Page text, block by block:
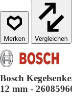
Vergleichen
Bosch
12 mm -